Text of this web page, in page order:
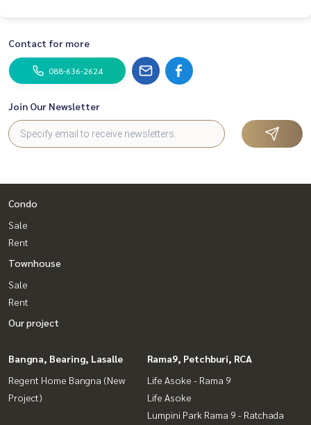
Contact for more
088-636-2624
Join Our Newsletter
Condo
Sale
Rent
Townhouse
Sale
Rent
Our project
Bangna, Bearing, Lasalle
Regent Home Bangna (New
Project)
Rama9, Petchburi, RCA
Life Asoke - Rama 9
Life Asoke
Lumpini Park Rama 9 - Ratchada